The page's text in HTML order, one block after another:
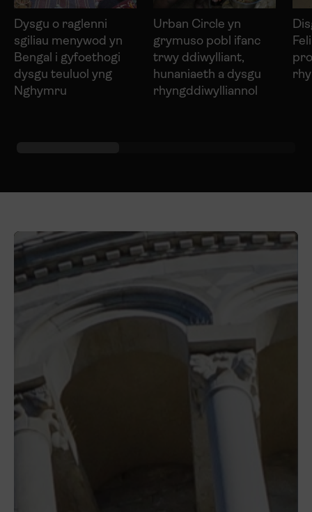
Dysgu o raglenni
sgiliau menywod yn
Bengal i gyfoethogi
dysgu teuluol yng
Nghymru
Urban Circle yn
grymuso pobl ifanc
trwy ddiwylliant,
hunaniaeth a dysgu
rhyngddiwylliannol